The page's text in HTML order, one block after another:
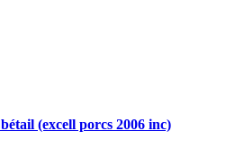
(excell porcs 2006 inc)